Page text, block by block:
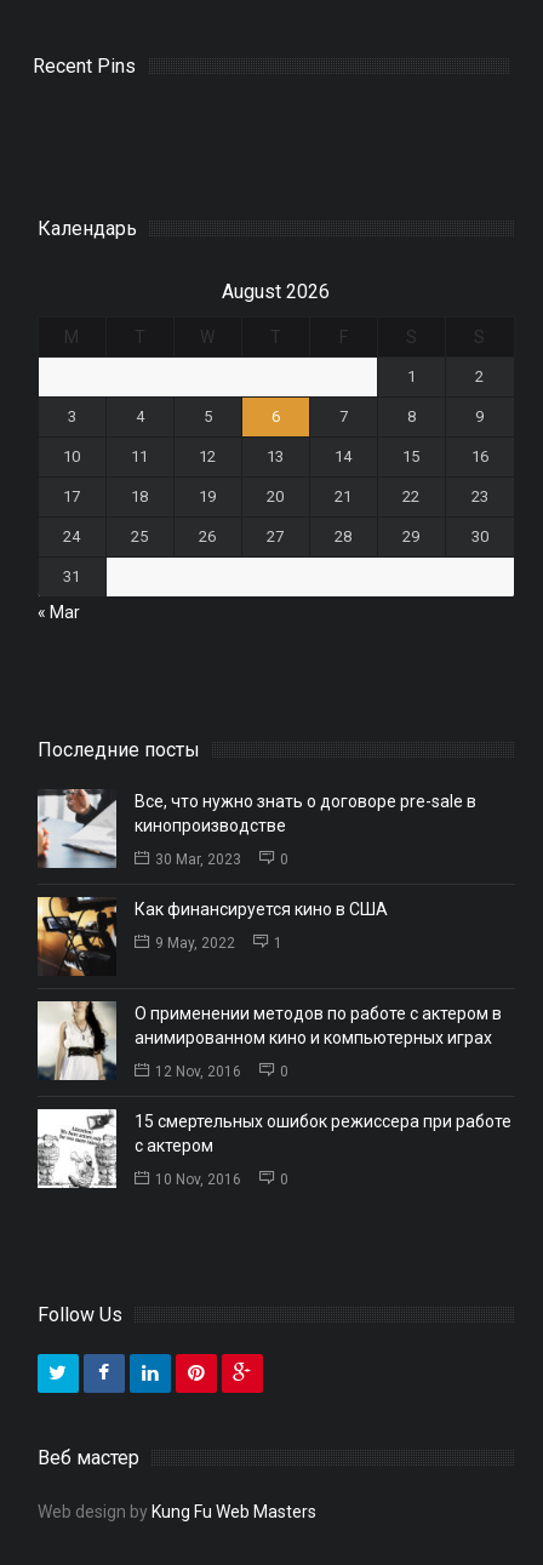
Recent Pins
Календарь
August 2026
M T W T F S S
1 2
3 4 5 6 7 8 9
10 11 12 13 14 15 16
17 18 19 20 21 22 23
24 25 26 27 28 29 30
31
« Mar
Последние посты
Все, что нужно знать о договоре pre-sale в
кинопроизводстве
30 Mar, 2023 0
Как финансируется кино в США
9 May, 2022 1
О применении методов по работе с актером в
анимированном кино и компьютерных играх
12 Nov, 2016 0
15 смертельных ошибок режиссера при работе
с актером
10 Nov, 2016 0
Follow Us
Веб мастер
Web design by Kung Fu Web Masters